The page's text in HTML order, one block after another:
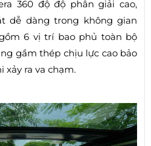
360 độ độ phân giải cao,
dễ dàng trong không gian
6 vị trí bao phủ toàn bộ
gầm thép chịu lực cao bảo
xảy ra va chạm.